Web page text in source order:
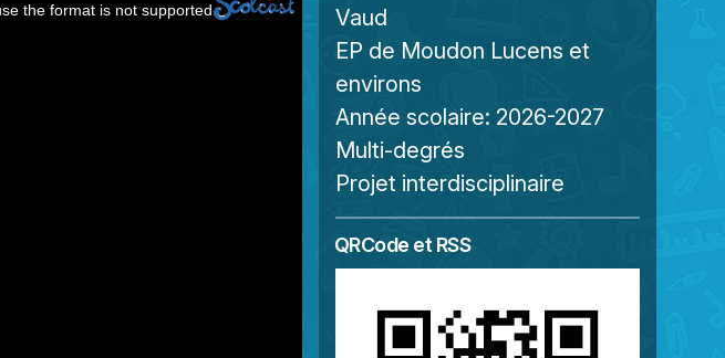
the format is not supported.
Vaud
EP de Moudon Lucens et
environs
Année scolaire: 2026-2027
Multi-degrés
Projet interdisciplinaire
QRCode et RSS